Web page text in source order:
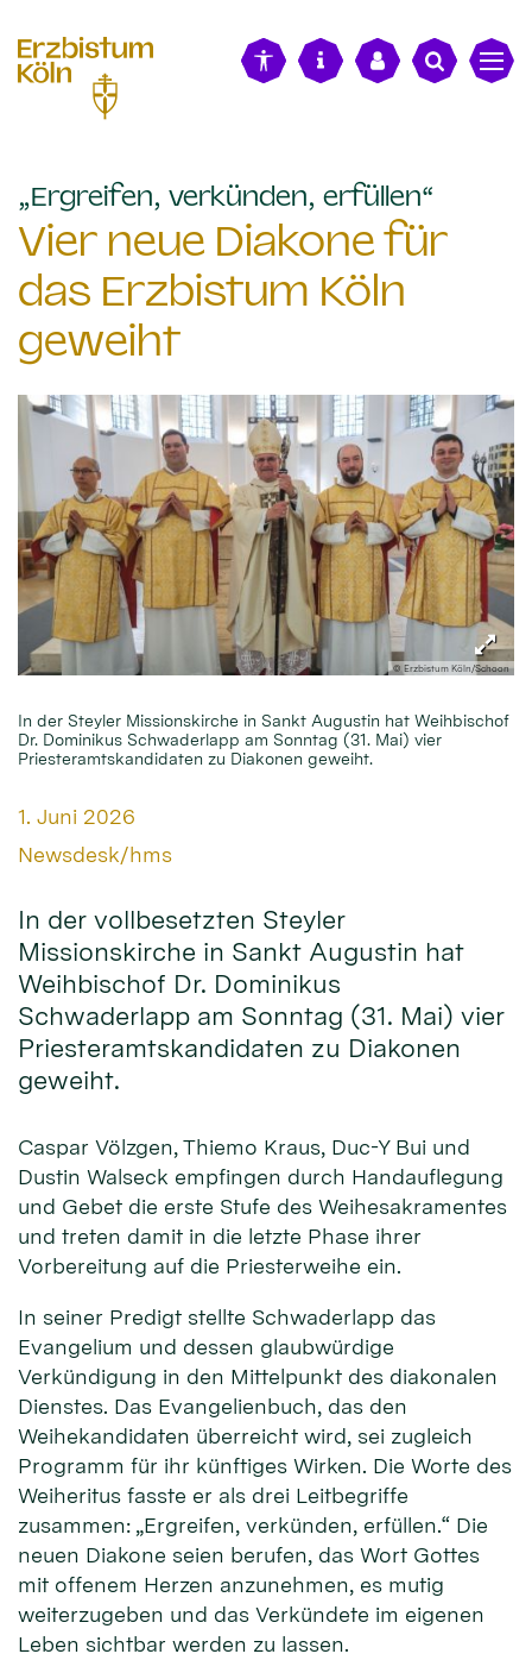
„Ergreifen, verkünden, erfüllen“
Vier neue Diakone für
das Erzbistum Köln
geweiht
© Erzbistum Köln/Schoon
In der Steyler Missionskirche in Sankt Augustin hat Weihbischof
Dr. Dominikus Schwaderlapp am Sonntag (31. Mai) vier
Priesteramtskandidaten zu Diakonen geweiht.
Datum:
1. Juni 2026
Von:
Newsdesk/hms
In der vollbesetzten Steyler
Missionskirche in Sankt Augustin hat
Weihbischof Dr. Dominikus
Schwaderlapp am Sonntag (31. Mai) vier
Priesteramtskandidaten zu Diakonen
geweiht.
Caspar Völzgen, Thiemo Kraus, Duc-Y Bui und
Dustin Walseck empfingen durch Handauflegung
und Gebet die erste Stufe des Weihesakramentes
und treten damit in die letzte Phase ihrer
Vorbereitung auf die Priesterweihe ein.
In seiner Predigt stellte Schwaderlapp das
Evangelium und dessen glaubwürdige
Verkündigung in den Mittelpunkt des diakonalen
Dienstes. Das Evangelienbuch, das den
Weihekandidaten überreicht wird, sei zugleich
Programm für ihr künftiges Wirken. Die Worte des
Weiheritus fasste er als drei Leitbegriffe
zusammen: „Ergreifen, verkünden, erfüllen.“ Die
neuen Diakone seien berufen, das Wort Gottes
mit offenem Herzen anzunehmen, es mutig
weiterzugeben und das Verkündete im eigenen
Leben sichtbar werden zu lassen.